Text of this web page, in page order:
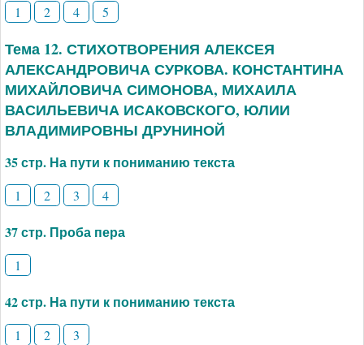
1 2 4 5
Тема 12. СТИХОТВОРЕНИЯ АЛЕКСЕЯ
АЛЕКСАНДРОВИЧА СУРКОВА. КОНСТАНТИНА
МИХАЙЛОВИЧА СИМОНОВА, МИХАИЛА
ВАСИЛЬЕВИЧА ИСАКОВСКОГО, ЮЛИИ
ВЛАДИМИРОВНЫ ДРУНИНОЙ
35 стр. На пути к пониманию текста
1 2 3 4
37 стр. Проба пера
1
42 стр. На пути к пониманию текста
1 2 3